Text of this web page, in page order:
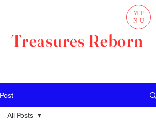
ME
NU
Treasures Reborn
Post
All Posts